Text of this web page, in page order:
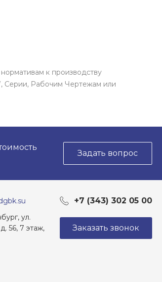
к производству
Серии, Рабочим Чертежам или
Задать вопрос
+7 (343) 302 05 00
ул.
56, 7 этаж,
Заказать звонок